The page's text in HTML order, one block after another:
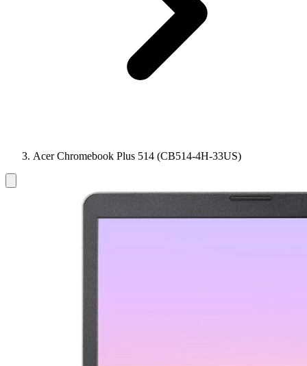
Acer Chromebook Plus 514 (CB514-4H-33US)